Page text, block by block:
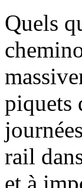
Quels
piquets
rail